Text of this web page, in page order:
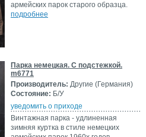
армейских парок старого образца.
подробнее
Парка немецкая. С подстежкой.
m6771
Производитель: Другие (Германия)
Состояние: Б/У
уведомить о приходе
Винтажная парка - удлиненная
зимняя куртка в стиле немецких